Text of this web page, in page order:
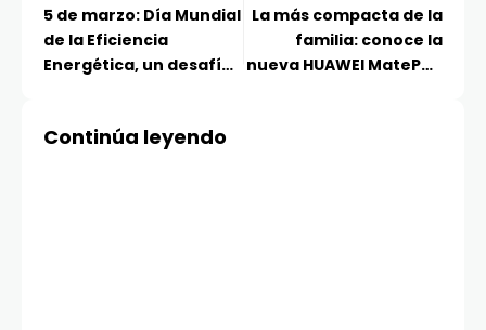
5 de marzo: Día Mundial
de la Eficiencia
Energética, un desafío
La más compacta de la
familia: conoce la
nueva HUAWEI MatePad
Continúa leyendo